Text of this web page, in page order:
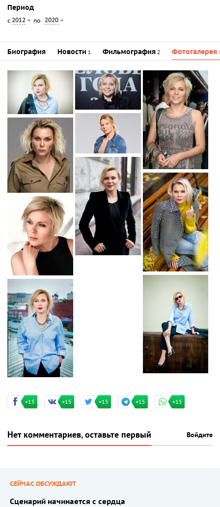
Период
с 2012 по 2020
Биография Новости 1 Фильмография 2 Фотогалерея
+15 +15 +15 +15 +15
Нет комментариев, оставьте первый Войдите
СЕЙЧАС ОБСУЖДАЮТ
Сценарий начинается с сердца